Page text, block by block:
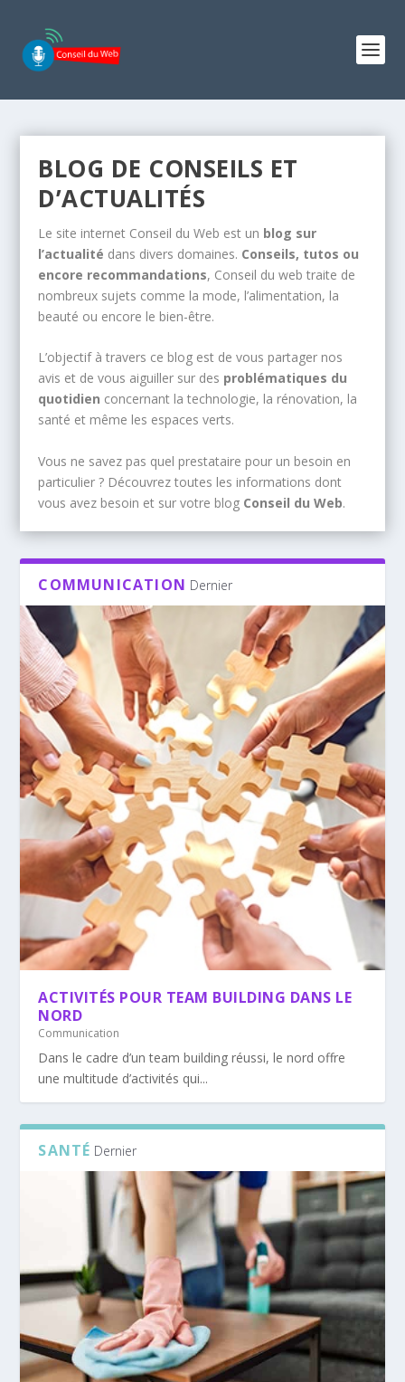
BLOG DE CONSEILS ET
D’ACTUALITÉS
Le site internet Conseil du Web est un blog sur
l’actualité dans divers domaines. Conseils, tutos ou
encore recommandations, Conseil du web traite de
nombreux sujets comme la mode, l’alimentation, la
beauté ou encore le bien-être.
L’objectif à travers ce blog est de vous partager nos
avis et de vous aiguiller sur des problématiques du
quotidien concernant la technologie, la rénovation, la
santé et même les espaces verts.
Vous ne savez pas quel prestataire pour un besoin en
particulier ? Découvrez toutes les informations dont
vous avez besoin et sur votre blog Conseil du Web.
COMMUNICATION Dernier
ACTIVITÉS POUR TEAM BUILDING DANS LE
NORD
Communication
Dans le cadre d’un team building réussi, le nord offre
une multitude d’activités qui...
SANTÉ Dernier